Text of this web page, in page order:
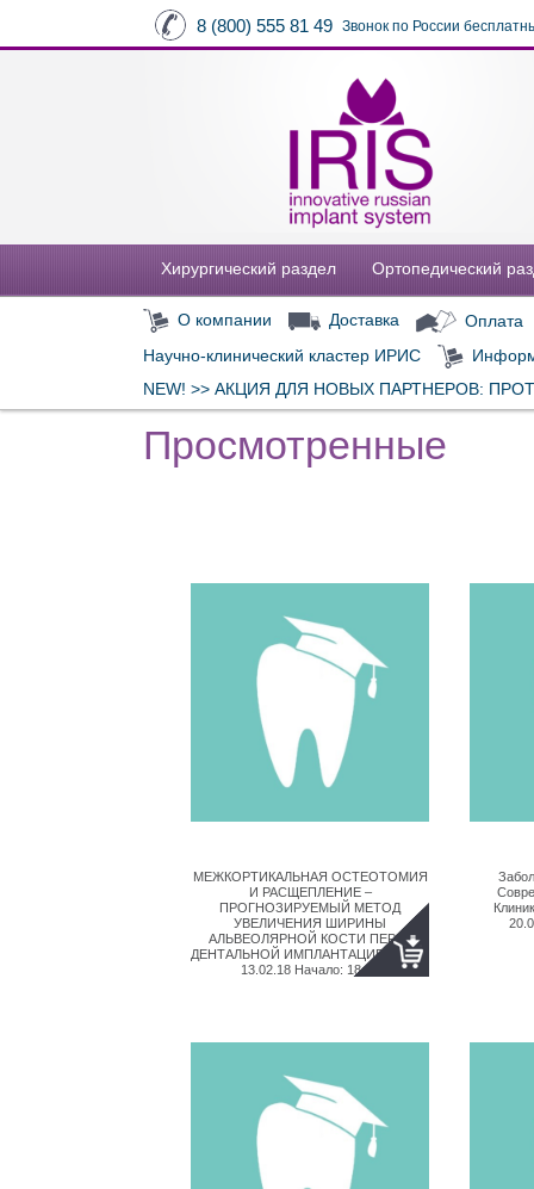
8 (800) 555 81 49 Звонок по России
Хирургический раздел Ортопедический
О компании Доставка
Оплата
Научно-клинический кластер ИРИС
NEW! >> АКЦИЯ ДЛЯ НОВЫХ ПАРТНЕРОВ:
Просмотренные
МЕЖКОРТИКАЛЬНАЯ ОСТЕОТОМИЯ
И РАСЩЕПЛЕНИЕ –
ПРОГНОЗИРУЕМЫЙ МЕТОД
УВЕЛИЧЕНИЯ ШИРИНЫ
АЛЬВЕОЛЯРНОЙ КОСТИ ПЕРЕД
ДЕНТАЛЬНОЙ ИМПЛАНТАЦИЕЙ Дата:
13.02.18 Начало: 18:00